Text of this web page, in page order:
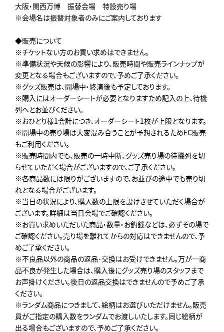
大阪・関西万博 振替会場 特設売り場
※会場名は振替対象者のみにご案内しております
◆販売について
※チケットない方のお買い求めはできません。
※準備状況や天候の影響により、販売時間や販売ラインナップが
変更となる場合もございますので、予めご了承ください。
※グッズ販売は、開場中・終演後も予定しております。
※購入にはオーダーシートが必要となりますため記入の上、待機
列へとお並びください。
※おひとり様1会計につき、オーダーシート1枚が上限となります。
※開場中の売り場は大変混み合うことが予想されるためEC販売
もご利用ください。
※販売時間内でも、販売の一時中断、グッズ売り場の待機列を切
らせていただく場合がございますので、ご了承ください。
※各商品数には限りがございますので、お並びの途中でも売り切
れとなる場合がございます。
※当日の状況により、購入数の上限を設けさせていただく場合が
ございます。詳細は当日会場でご確認ください。
※お買い求めいただいた商品・数量・お釣銭などは、必ずその場で
ご確認ください。売り場を離れてからの対応はできませんので、予
めご了承ください。
※不良品以外の商品の返品･交換はお受けできません。万が一商
品不良が発生した場合は、購入後にグッズ売り場のスタッフまで
お声掛けください。後日の返品交換はできませんので予めご了承
ください。
※ランダム商品につきまして、絵柄はお選びいただけません。販売
員がご指定の購入数をランダムでお渡しいたします。同じ絵柄が
出る場合もございますので、予めご了承ください。